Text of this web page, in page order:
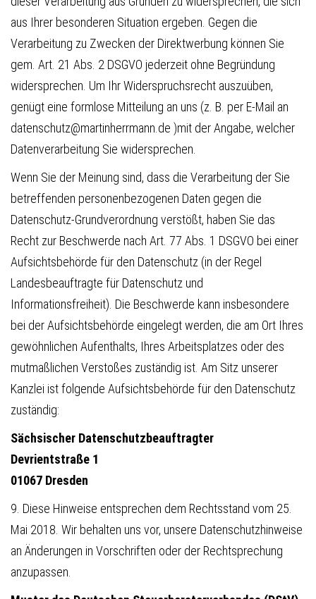
aus Ihrer besonderen Situation ergeben. Gegen die
Verarbeitung zu Zwecken der Direktwerbung können Sie
gem. Art. 21 Abs. 2 DSGVO jederzeit ohne Begründung
widersprechen. Um Ihr Widerspruchsrecht auszuüben,
genügt eine formlose Mitteilung an uns (z. B. per E-Mail an
datenschutz@martinherrmann.de )mit der Angabe, welcher
Datenverarbeitung Sie widersprechen.
Wenn Sie der Meinung sind, dass die Verarbeitung der Sie
betreffenden personenbezogenen Daten gegen die
Datenschutz-Grundverordnung verstößt, haben Sie das
Recht zur Beschwerde nach Art. 77 Abs. 1 DSGVO bei einer
Aufsichtsbehörde für den Datenschutz (in der Regel
Landesbeauftragte für Datenschutz und
Informationsfreiheit). Die Beschwerde kann insbesondere
bei der Aufsichtsbehörde eingelegt werden, die am Ort Ihres
gewöhnlichen Aufenthalts, Ihres Arbeitsplatzes oder des
mutmaßlichen Verstoßes zuständig ist. Am Sitz unserer
Kanzlei ist folgende Aufsichtsbehörde für den Datenschutz
zuständig:
Sächsischer Datenschutzbeauftragter
Devrientstraße 1
01067 Dresden
9. Diese Hinweise entsprechen dem Rechtsstand vom 25.
Mai 2018. Wir behalten uns vor, unsere Datenschutzhinweise
an Änderungen in Vorschriften oder der Rechtsprechung
anzupassen.